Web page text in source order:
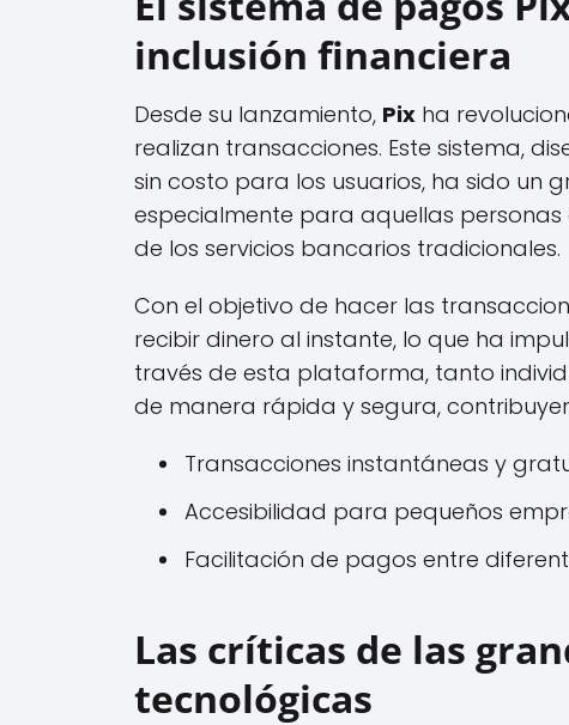
inclusión financiera
Desde su lanzamiento, Pix ha
realizan transacciones. Este sistema,
sin costo para los usuarios, ha sido un
especialmente para aquellas
de los servicios bancarios tradicionales.
Con el objetivo de hacer las
recibir dinero al instante, lo que ha
través de esta plataforma, tanto
de manera rápida y segura,
Transacciones instantáneas y
Accesibilidad para pequeños
Facilitación de pagos entre
Las críticas de las
tecnológicas